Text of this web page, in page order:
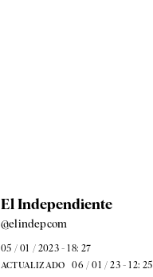
El Independiente
@elindepcom
05 / 01 / 2023 - 18: 27
ACTUALIZADO 06 / 01 / 23 - 12: 25